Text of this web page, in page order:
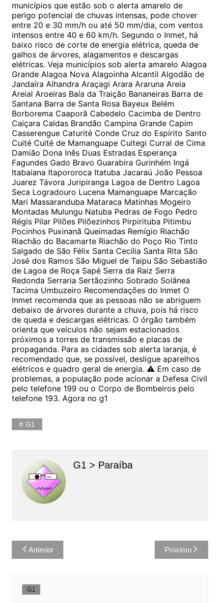
municípios que estão sob o alerta amarelo de
perigo potencial de chuvas intensas, pode chover
entre 20 e 30 mm/h ou até 50 mm/dia, com ventos
intensos entre 40 e 60 km/h. Segundo o Inmet, há
baixo risco de corte de energia elétrica, queda de
galhos de árvores, alagamentos e descargas
elétricas. Veja municípios sob alerta amarelo Alagoa
Grande Alagoa Nova Alagoinha Alcantil Algodão de
Jandaíra Alhandra Araçagi Arara Araruna Areia
Areial Aroeiras Baía da Traição Bananeiras Barra de
Santana Barra de Santa Rosa Bayeux Belém
Borborema Caaporã Cabedelo Cacimba de Dentro
Caiçara Caldas Brandão Campina Grande Capim
Casserengue Caturité Conde Cruz do Espírito Santo
Cuité Cuité de Mamanguape Cuitegi Curral de Cima
Damião Dona Inês Duas Estradas Esperança
Fagundes Gado Bravo Guarabira Gurinhém Ingá
Itabaiana Itapororoca Itatuba Jacaraú João Pessoa
Juarez Távora Juripiranga Lagoa de Dentro Lagoa
Seca Logradouro Lucena Mamanguape Marcação
Mari Massaranduba Mataraca Matinhas Mogeiro
Montadas Mulungu Natuba Pedras de Fogo Pedro
Régis Pilar Pilões Pilõezinhos Pirpirituba Pitimbu
Pocinhos Puxinanã Queimadas Remígio Riachão
Riachão do Bacamarte Riachão do Poço Rio Tinto
Salgado de São Félix Santa Cecília Santa Rita São
José dos Ramos São Miguel de Taipu São Sebastião
de Lagoa de Roça Sapé Serra da Raiz Serra
Redonda Serraria Sertãozinho Sobrado Solânea
Tacima Umbuzeiro Recomendações do Inmet O
Inmet recomenda que as pessoas não se abriguem
debaixo de árvores durante a chuva, pois há risco
de queda e descargas elétricas. O órgão também
orienta que veículos não sejam estacionados
próximos a torres de transmissão e placas de
propaganda. Para as cidades sob alerta laranja, é
recomendado que, se possível, desligue aparelhos
elétricos e quadro geral de energia. ⚠️ Em caso de
problemas, a população pode acionar a Defesa Civil
pelo telefone 199 ou o Corpo de Bombeiros pelo
telefone 193. Agora no g1
G1
G1 > Paraíba
Navegação
de
Anterior Próximo
G1